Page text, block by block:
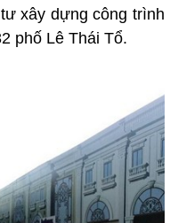
xây dựng công trình
phố Lê Thái Tổ.